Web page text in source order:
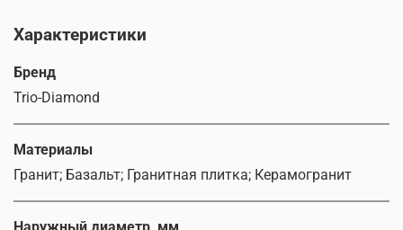
Характеристики
Бренд
Trio-Diamond
Материалы
Гранит; Базальт; Гранитная плитка; Керамогранит